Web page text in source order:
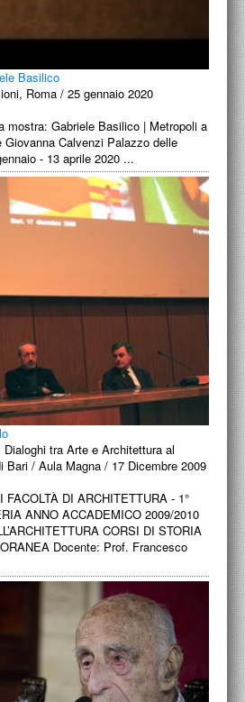
Basilico
Roma / 25 gennaio 2020
mostra: Gabriele Basilico | Metropoli a
Calvenzi Palazzo delle
- 13 aprile 2020 ...
tra Arte e Architettura al
Bari / Aula Magna / 17 Dicembre 2009
DI ARCHITETTURA - 1°
ANNO ACCADEMICO 2009/2010
CORSI DI STORIA
Docente: Prof. Francesco